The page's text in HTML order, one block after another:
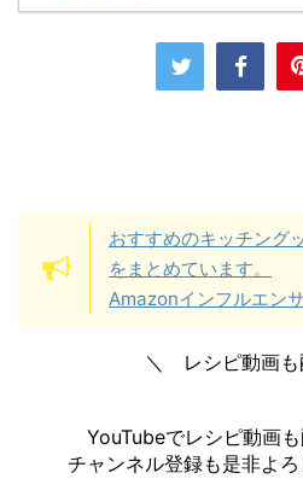
おすすめのキッチング
をまとめています。
Amazonインフルエン
＼ レシピ動画
YouTubeでレシピ動画も
チャンネル登録も是非よろ